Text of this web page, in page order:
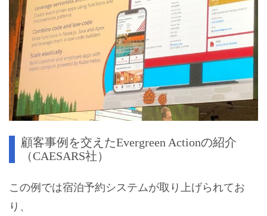
顧客事例を交えたEvergreen Actionの紹介
（CAESARS社）
この例では宿泊予約システムが取り上げられてお
り、